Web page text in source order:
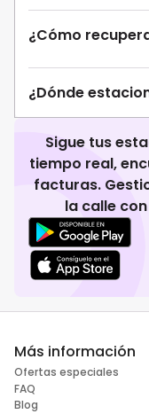
¿Cómo
¿Dónde
Sigue tus
tiempo real,
facturas.
la calle
Más información
Ofertas especiales
FAQ
Blog